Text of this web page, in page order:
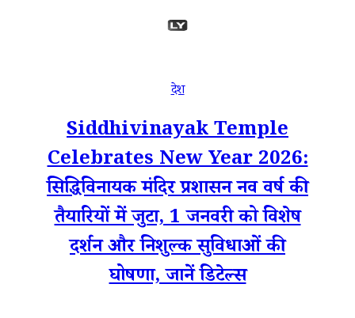
देश
Siddhivinayak Temple
Celebrates New Year 2026:
सिद्धिविनायक मंदिर प्रशासन नव वर्ष की
तैयारियों में जुटा, 1 जनवरी को विशेष
दर्शन और निशुल्क सुविधाओं की
घोषणा, जानें डिटेल्स